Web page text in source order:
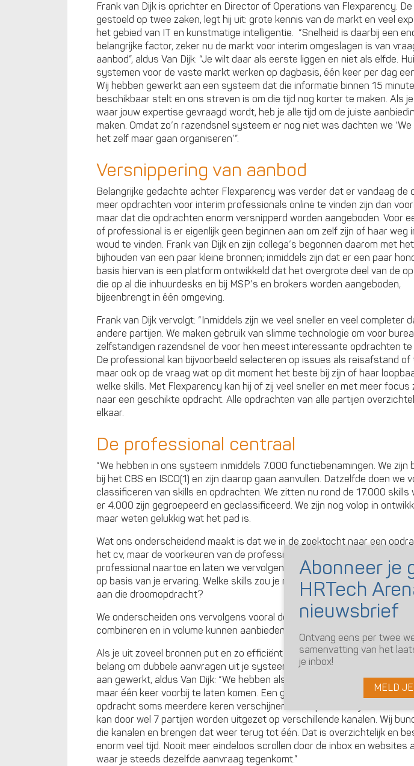
Frank van Dijk is oprichter en Director of Operations van Flexparency.
gestoeld op twee zaken, legt hij uit: grote kennis van de markt en veel
het gebied van IT en kunstmatige intelligentie. “Snelheid is daarbij een
belangrijke factor, zeker nu de markt voor interim omgeslagen is van
aanbod”, aldus Van Dijk: “Je wilt daar als eerste liggen en niet als elfde.
systemen voor de vaste markt werken op dagbasis, één keer per dag
Wij hebben gewerkt aan een systeem dat die informatie binnen 15
beschikbaar stelt en ons streven is om die tijd nog korter te maken. Als
waar jouw expertise gevraagd wordt, heb je alle tijd om de juiste
maken. Omdat zo’n razendsnel systeem er nog niet was dachten we
het zelf maar gaan organiseren’”.
Versnippering van aanbod
Belangrijke gedachte achter Flexparency was verder dat er vandaag de
meer opdrachten voor interim professionals online te vinden zijn dan
maar dat die opdrachten enorm versnipperd worden aangeboden. Voor
of professional is er eigenlijk geen beginnen aan om zelf zijn of haar weg
woud te vinden. Frank van Dijk en zijn collega’s begonnen daarom met het
bijhouden van een paar kleine bronnen; inmiddels zijn dat er een paar
basis hiervan is een platform ontwikkeld dat het overgrote deel van de
die op al die inhuurdesks en bij MSP’s en brokers worden aangeboden,
bijeenbrengt in één omgeving.
Frank van Dijk vervolgt: “Inmiddels zijn we veel sneller en veel completer
andere partijen. We maken gebruik van slimme technologie om voor
zelfstandigen razendsnel de voor hen meest interessante opdrachten te
De professional kan bijvoorbeeld selecteren op issues als reisafstand of
maar ook op de vraag wat op dit moment het beste bij zijn of haar
welke skills. Met Flexparency kan hij of zij veel sneller en met meer focus
naar een geschikte opdracht. Alle opdrachten van alle partijen
elkaar.
De professional centraal
“We hebben in ons systeem inmiddels 7.000 functiebenamingen. We zijn
bij het CBS en ISCO(1) en zijn daarop gaan aanvullen. Datzelfde doen we
classificeren van skills en opdrachten. We zitten nu rond de 17.000 skills
er 4.000 zijn gegroepeerd en geclassificeerd. We zijn nog volop in
maar weten gelukkig wat het pad is.
Wat ons onderscheidend maakt is dat we in de zoektocht naar een
het cv, maar de voorkeuren van de professional centraal stellen. Waar wil
professional naartoe en laten we vervolgens kijken hoe we je daar
op basis van je ervaring. Welke skills zou je nog kunnen toevoegen om te
aan die droomopdracht?
We onderscheiden ons vervolgens vooral doordat we al deze elementen
combineren en in volume kunnen aanbieden.”
Als je uit zoveel bronnen put en zo efficiënt mogelijk wilt zijn, is het
belang om dubbele aanvragen uit je systeem te halen. Ook daar wordt
aan gewerkt, aldus Van Dijk: “We hebben als streven om elke unieke
maar één keer voorbij te laten komen. Een groot dilemma van platformen
opdracht soms meerdere keren verschijnen. Een opdracht bij een
kan door wel 7 partijen worden uitgezet op verschillende kanalen. Wij
die kanalen en brengen dat weer terug tot één. Dat is overzichtelijk en
enorm veel tijd. Nooit meer eindeloos scrollen door de inbox en websites
waar je steeds dezelfde aanvraag tegenkomt.”
Ontvang eens per twee
samenvatting van het
je inbox!
MELD